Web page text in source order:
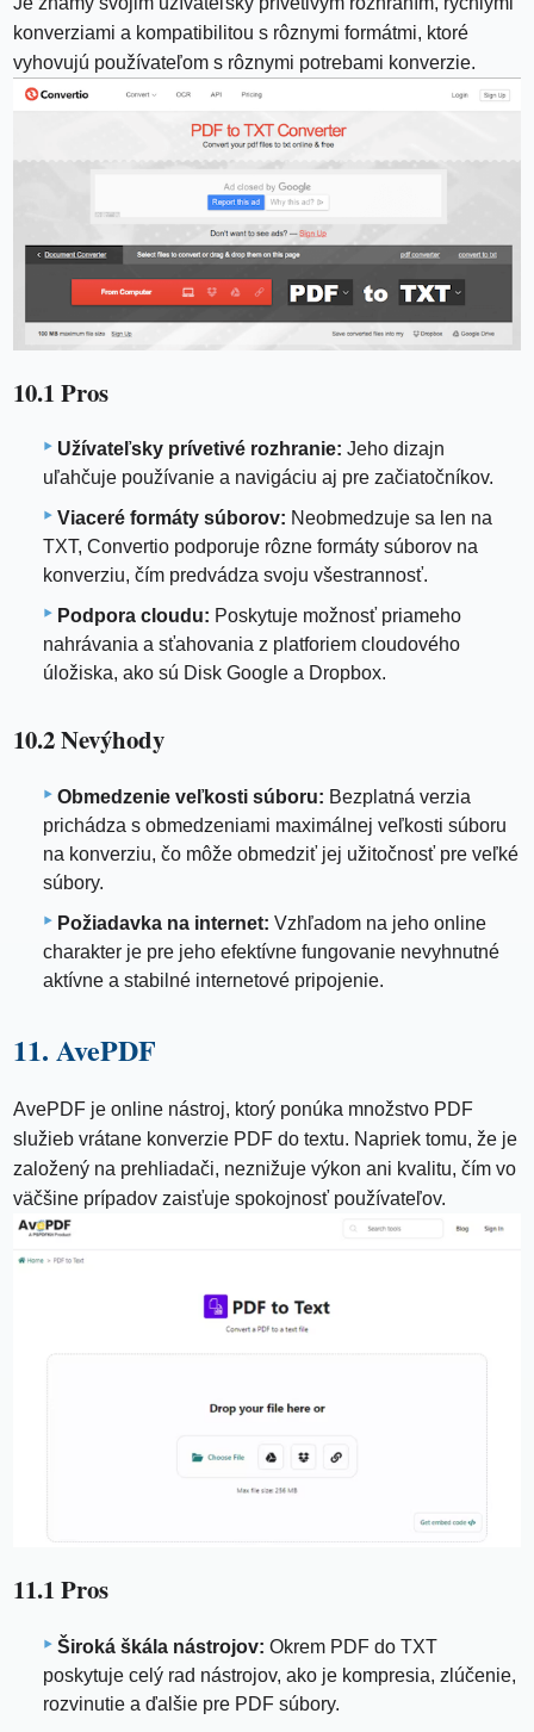
konverziami a kompatibilitou s rôznymi formátmi, ktoré
vyhovujú používateľom s rôznymi potrebami konverzie.
10.1 Pros
Užívateľsky prívetivé rozhranie: Jeho dizajn
uľahčuje používanie a navigáciu aj pre začiatočníkov.
Viaceré formáty súborov: Neobmedzuje sa len na
TXT, Convertio podporuje rôzne formáty súborov na
konverziu, čím predvádza svoju všestrannosť.
Podpora cloudu: Poskytuje možnosť priameho
nahrávania a sťahovania z platforiem cloudového
úložiska, ako sú Disk Google a Dropbox.
10.2 Nevýhody
Obmedzenie veľkosti súboru: Bezplatná verzia
prichádza s obmedzeniami maximálnej veľkosti súboru
na konverziu, čo môže obmedziť jej užitočnosť pre veľké
súbory.
Požiadavka na internet: Vzhľadom na jeho online
charakter je pre jeho efektívne fungovanie nevyhnutné
aktívne a stabilné internetové pripojenie.
11. AvePDF
AvePDF je online nástroj, ktorý ponúka množstvo PDF
služieb vrátane konverzie PDF do textu. Napriek tomu, že je
založený na prehliadači, neznižuje výkon ani kvalitu, čím vo
väčšine prípadov zaisťuje spokojnosť používateľov.
11.1 Pros
Široká škála nástrojov: Okrem PDF do TXT
poskytuje celý rad nástrojov, ako je kompresia, zlúčenie,
rozvinutie a ďalšie pre PDF súbory.